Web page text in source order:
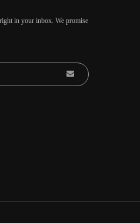
in your inbox. We promise